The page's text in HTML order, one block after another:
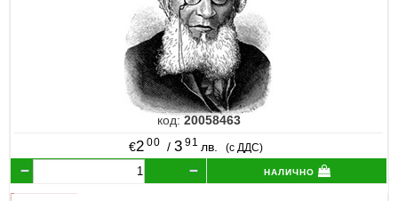
код:20058463
€2 00 / 3 91 лв. (с ДДС)
налично